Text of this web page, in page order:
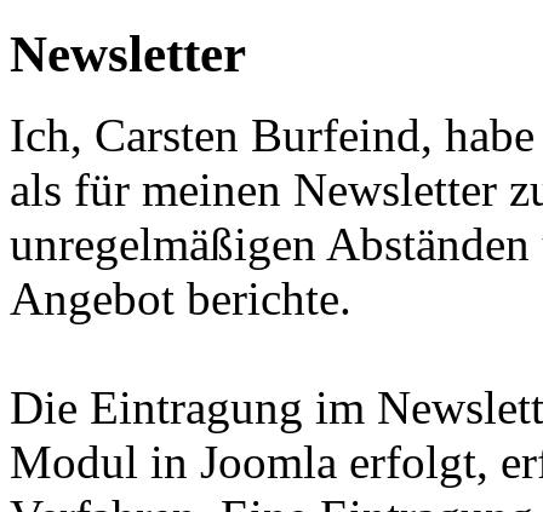
Newsletter
Ich, Carsten Burfeind,
als für meinen Newsletter
unregelmäßigen
Angebot berichte.
Die Eintragung im
Modul in Joomla erfolgt,